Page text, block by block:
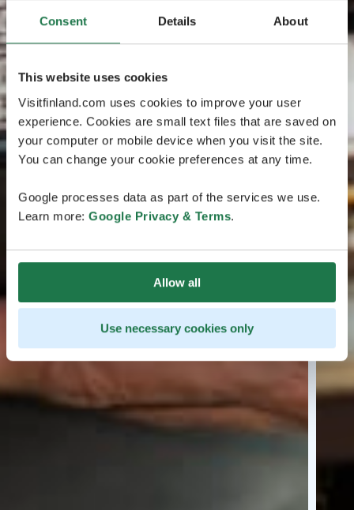
Consent Details About
This website uses cookies
Visitfinland.com uses cookies to improve your user
experience. Cookies are small text files that are saved on
your computer or mobile device when you visit the site.
You can change your cookie preferences at any time.
Google processes data as part of the services we use.
Learn more: Google Privacy & Terms.
Allow all
Use necessary cookies only